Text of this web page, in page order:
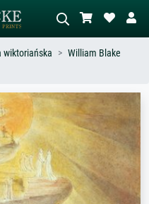
Opisz scenę – np. zielona łąka,
abstrakcja z czerwienią, ciemny olej,
stojący akt obok drzewa.
wiktoriańska
William Blake